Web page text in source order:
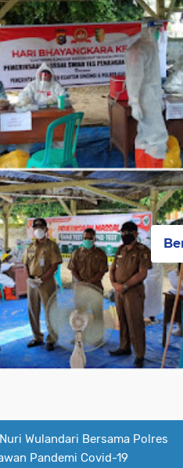
Wulandari Bersama Polres
Pandemi Covid-19